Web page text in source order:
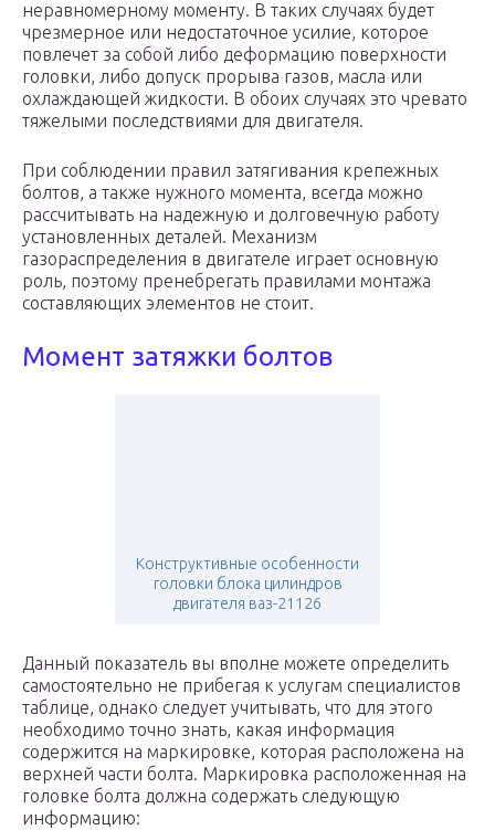
неравномерному моменту. В таких случаях будет
чрезмерное или недостаточное усилие, которое
повлечет за собой либо деформацию поверхности
головки, либо допуск прорыва газов, масла или
охлаждающей жидкости. В обоих случаях это чревато
тяжелыми последствиями для двигателя.
При соблюдении правил затягивания крепежных
болтов, а также нужного момента, всегда можно
рассчитывать на надежную и долговечную работу
установленных деталей. Механизм
газораспределения в двигателе играет основную
роль, поэтому пренебрегать правилами монтажа
составляющих элементов не стоит.
Момент затяжки болтов
Конструктивные особенности
головки блока цилиндров
двигателя ваз-21126
Данный показатель вы вполне можете определить
самостоятельно не прибегая к услугам специалистов
таблице, однако следует учитывать, что для этого
необходимо точно знать, какая информация
содержится на маркировке, которая расположена на
верхней части болта. Маркировка расположенная на
головке болта должна содержать следующую
информацию: